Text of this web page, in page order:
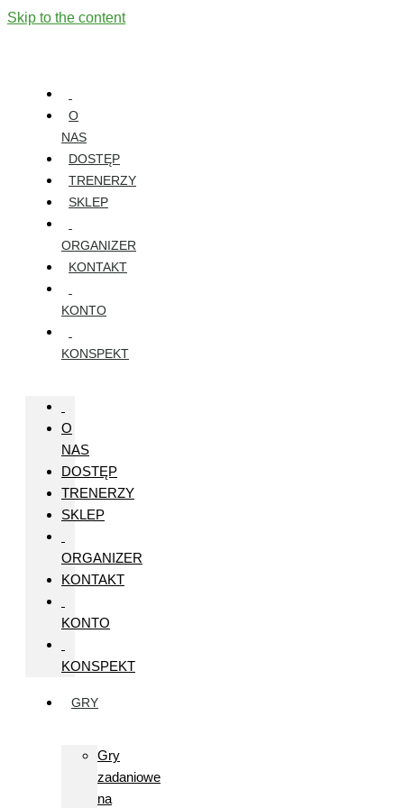
Skip to the content
O
NAS
DOSTĘP
TRENERZY
SKLEP
ORGANIZER
KONTAKT
KONTO
KONSPEKT
O
NAS
DOSTĘP
TRENERZY
SKLEP
ORGANIZER
KONTAKT
KONTO
KONSPEKT
GRY
Gry
zadaniowe
na